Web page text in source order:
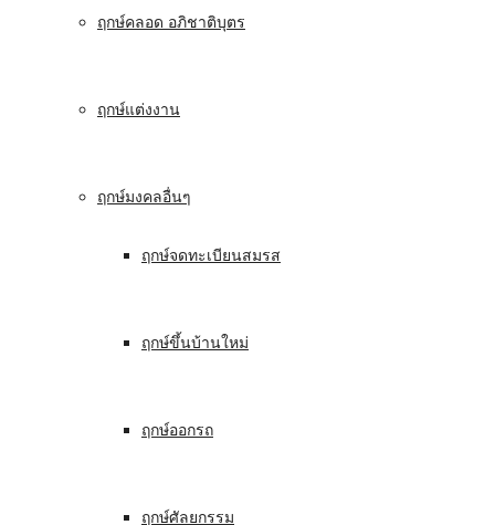
ฤกษ์คลอด อภิชาติบุตร
ฤกษ์แต่งงาน
ฤกษ์มงคลอื่นๆ
ฤกษ์จดทะเบียนสมรส
ฤกษ์ขึ้นบ้านใหม่
ฤกษ์ออกรถ
ฤกษ์ศัลยกรรม